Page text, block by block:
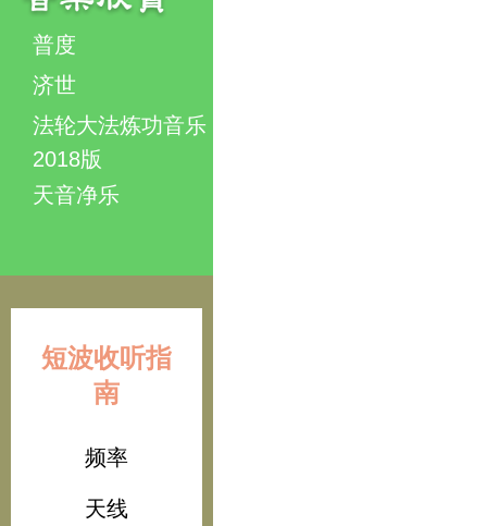
普度
济世
法轮大法炼功音乐
2018版
天音净乐
短波收听指
南
频率
天线